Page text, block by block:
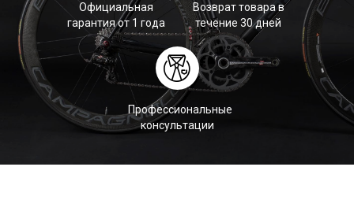
Официальная
гарантия от 1 года
Возврат товара в
течение 30 дней
Профессиональные
консультации